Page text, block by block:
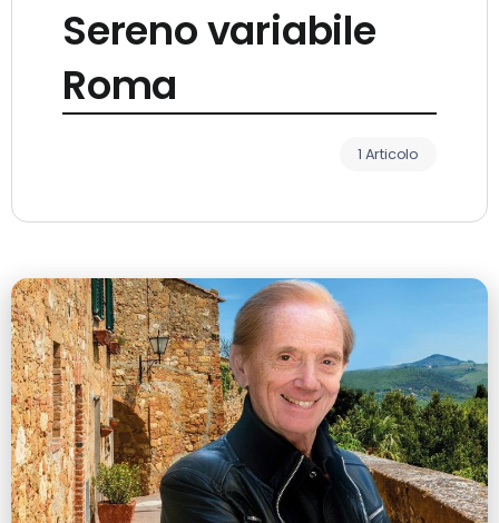
Sereno variabile
Roma
1 Articolo